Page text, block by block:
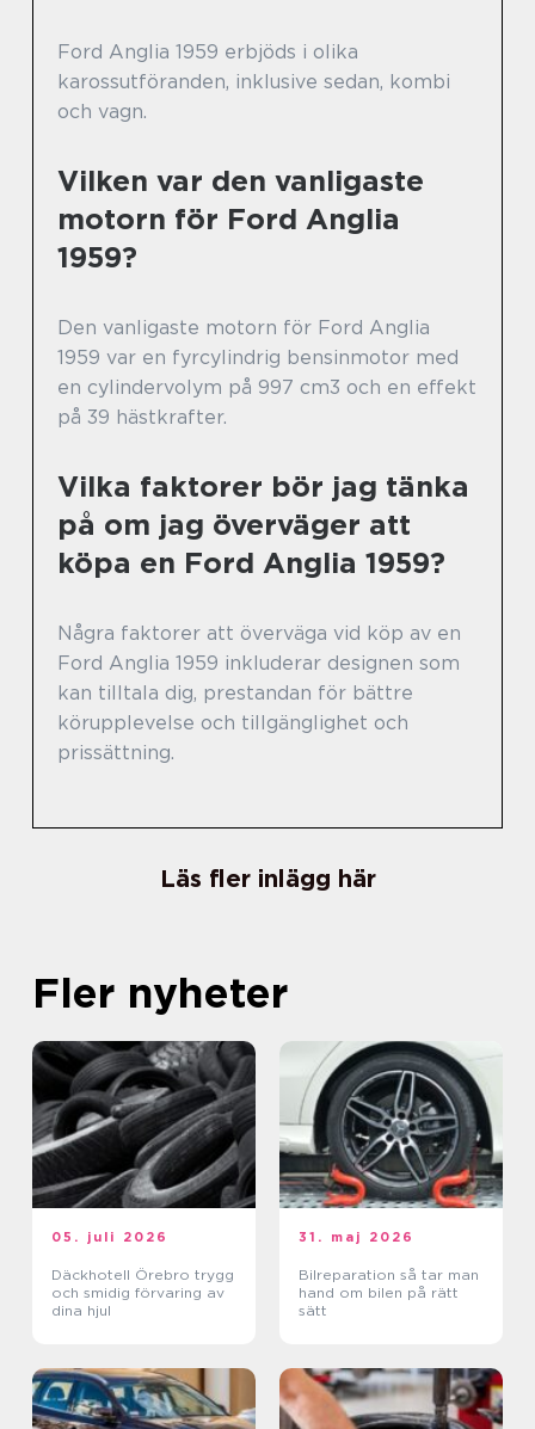
Ford Anglia 1959 erbjöds i olika
karossutföranden, inklusive sedan, kombi
och vagn.
Vilken var den vanligaste
motorn för Ford Anglia
1959?
Den vanligaste motorn för Ford Anglia
1959 var en fyrcylindrig bensinmotor med
en cylindervolym på 997 cm3 och en effekt
på 39 hästkrafter.
Vilka faktorer bör jag tänka
på om jag överväger att
köpa en Ford Anglia 1959?
Några faktorer att överväga vid köp av en
Ford Anglia 1959 inkluderar designen som
kan tilltala dig, prestandan för bättre
körupplevelse och tillgänglighet och
prissättning.
Läs fler inlägg här
Fler nyheter
05. juli 2026
Däckhotell Örebro trygg
och smidig förvaring av
dina hjul
31. maj 2026
Bilreparation så tar man
hand om bilen på rätt
sätt